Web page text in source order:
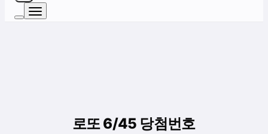
로또 6/45 당첨번호